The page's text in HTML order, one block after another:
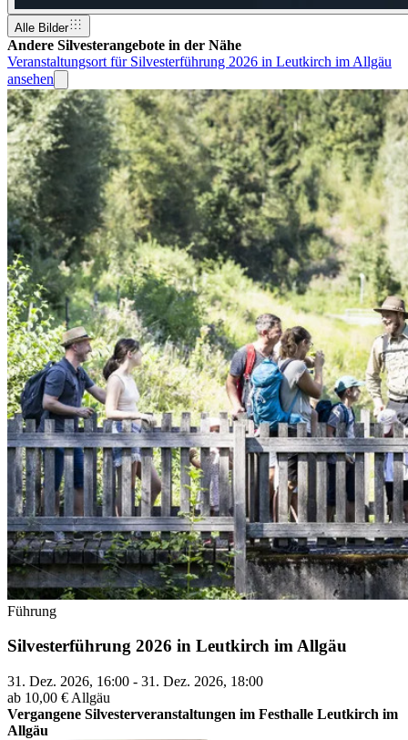
Alle Bilder
Andere Silvesterangebote in der Nähe
Veranstaltungsort für Silvesterführung 2026 in Leutkirch im Allgäu
ansehen
Führung
Silvesterführung 2026 in Leutkirch im Allgäu
31. Dez. 2026, 16:00 - 31. Dez. 2026, 18:00
ab 10,00 € Allgäu
Vergangene Silvesterveranstaltungen im Festhalle Leutkirch im
Allgäu